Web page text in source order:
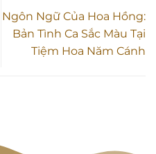
Ngôn Ngữ Của Hoa Hồng:
Bản Tình Ca Sắc Màu Tại
Tiệm Hoa Năm Cánh